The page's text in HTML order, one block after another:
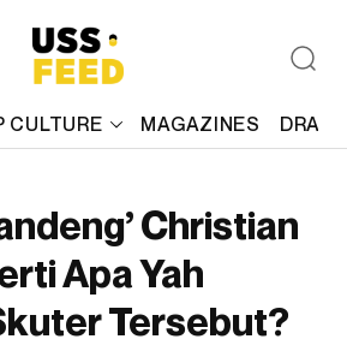
CULTURE MAGAZINES
Christian
Apa Yah
Tersebut?